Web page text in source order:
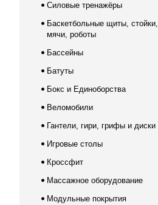
Силовые тренажёры
Баскетбольные щиты, стойки,
мячи, роботы
Бассейны
Батуты
Бокс и Единоборства
Веломобили
Гантели, гири, грифы и диски
Игровые столы
Кроссфит
Массажное оборудование
Модульные покрытия